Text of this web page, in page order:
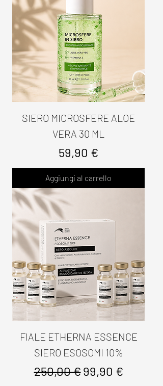
SIERO MICROSFERE ALOE
VERA 30 ML
Prezzo
59,90 €
Aggiungi al carrello
FIALE ETHERNA ESSENCE
SIERO ESOSOMI 10%
Prezzo regolare
250,00 €Prezzo scontato
99,90 €